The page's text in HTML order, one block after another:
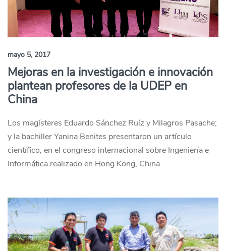
mayo 5, 2017
Mejoras en la investigación e innovación
plantean profesores de la UDEP en
China
Los magísteres Eduardo Sánchez Ruíz y Milagros Pasache;
y la bachiller Yanina Benites presentaron un artículo
científico, en el congreso internacional sobre Ingeniería e
Informática realizado en Hong Kong, China.